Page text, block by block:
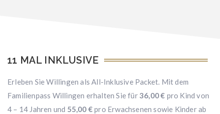
11 MAL INKLUSIVE
Erleben Sie Willingen als All-Inklusive Packet. Mit dem
Familienpass Willingen erhalten Sie für36,00 € pro Kind von
4 – 14 Jahren und 55,00 € pro Erwachsenen sowie Kinder ab